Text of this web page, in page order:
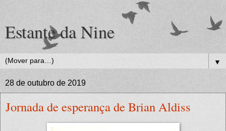
Estante da Nine
▼
28 de outubro de 2019
Jornada de esperança de Brian Aldiss